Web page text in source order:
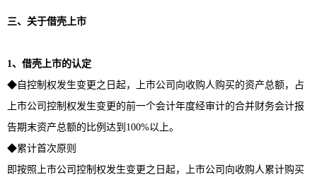
三、关于借壳上市
1、借壳上市的认定
◆自控制权发生变更之日起，上市公司向收购人购买的资产总额，占
上市公司控制权发生变更的前一个会计年度经审计的合并财务会计报
告期末资产总额的比例达到100%以上。
◆累计首次原则
即按照上市公司控制权发生变更之日起，上市公司向收购人累计购买